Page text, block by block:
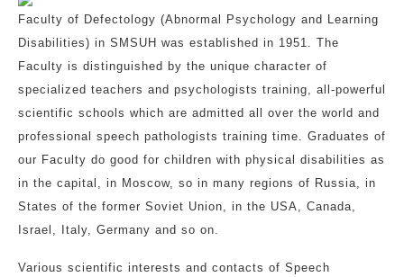
Faculty of Defectology (Abnormal Psychology and Learning
Disabilities) in SMSUH was established in 1951. The
Faculty is distinguished by the unique character of
specialized teachers and psychologists training, all-powerful
scientific schools which are admitted all over the world and
professional speech pathologists training time. Graduates of
our Faculty do good for children with physical disabilities as
in the capital, in Moscow, so in many regions of Russia, in
States of the former Soviet Union, in the USA, Canada,
Israel, Italy, Germany and so on.
Various scientific interests and contacts of Speech